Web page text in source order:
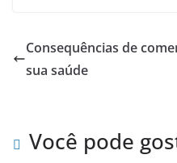
Consequências de
sua saúde
Você pode